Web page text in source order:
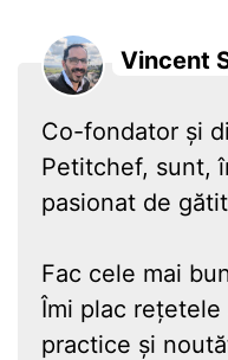
Vincent
Co-fondator și
Petitchef, sunt,
pasionat de
Fac cele mai
Îmi plac
practice și